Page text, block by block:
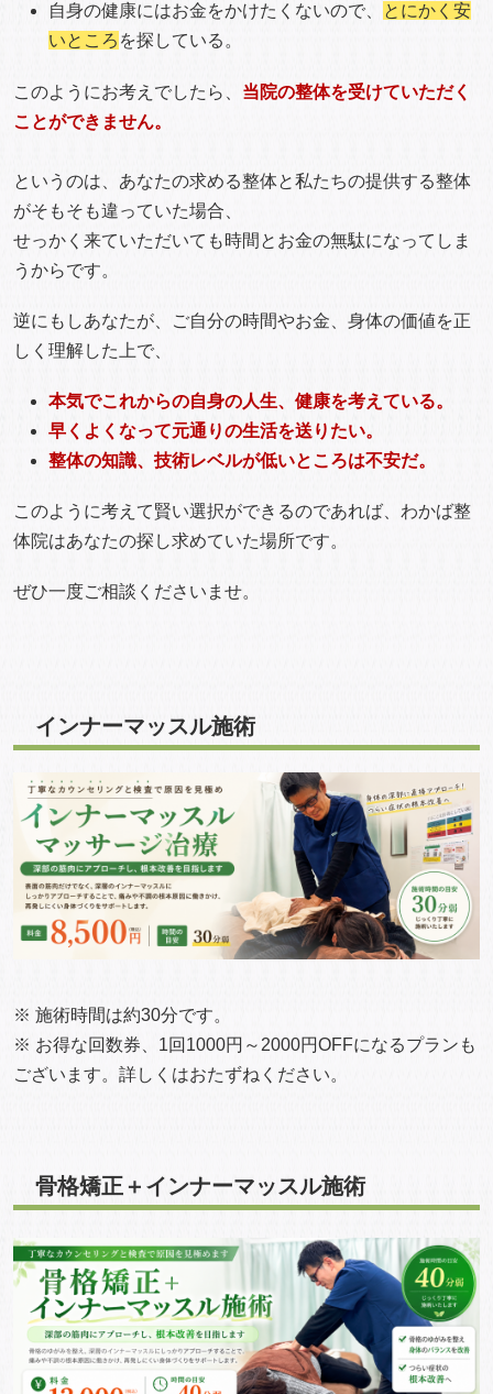
自身の健康にはお金をかけたくないので、
とにかく安
いところ を探している。
このようにお考えでしたら、 当院の整体を受けていただく
ことができません。
というのは、あなたの求める整体と私たちの提供する整体
がそもそも違っていた場合、
せっかく来ていただいても時間とお金の無駄になってしま
うからです。
逆にもしあなたが、ご自分の時間やお金、身体の価値を正
しく理解した上で、
本気でこれからの自身の人生、健康を考えている。
早くよくなって元通りの生活を送りたい。
整体の知識、技術レベルが低いところは不安だ。
このように考えて賢い選択ができるのであれば、わかば整
体院はあなたの探し求めていた場所です。
ぜひ一度ご相談くださいませ。
インナーマッスル施術
※ 施術時間は約30分です。
※ お得な回数券、1回1000円～2000円OFFになるプランも
ございます。詳しくはおたずねください。
骨格矯正＋インナーマッスル施術